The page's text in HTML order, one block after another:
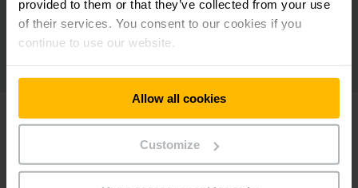
provided to them or that they’ve collected from your use
of their services. You consent to our cookies if you
continue to use our website.
Allow all cookies
Customize
Proceso típico de carga y descarga de una